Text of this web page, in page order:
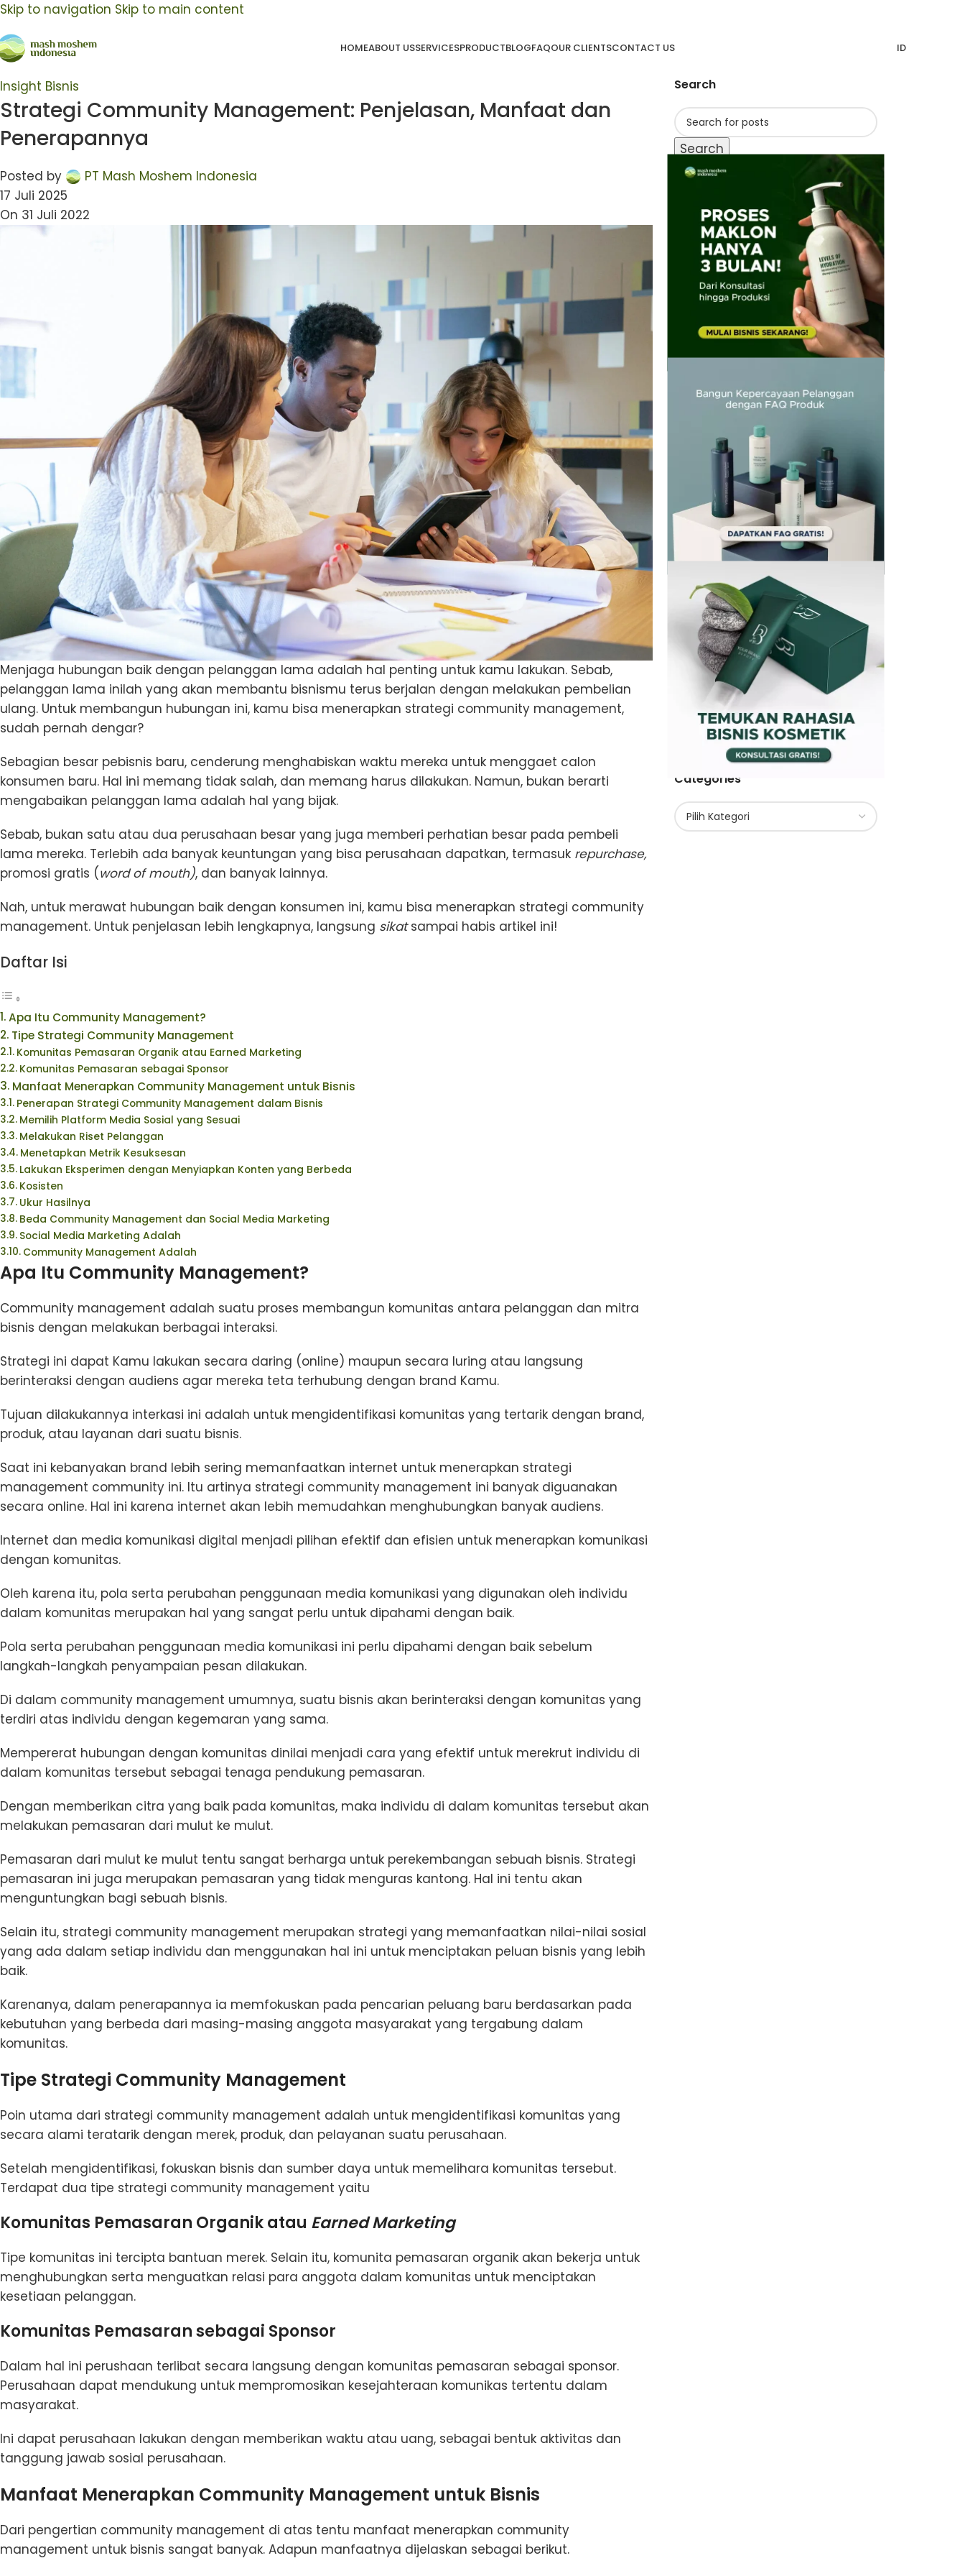
Skip to navigation Skip to main content
HOMEABOUT USSERVICESPRODUCTBLOGFAQOUR CLIENTSCONTACT US ID
Insight Bisnis
Strategi Community Management: Penjelasan, Manfaat dan
Penerapannya
Posted by
PT Mash Moshem Indonesia
17 Juli 2025
On 31 Juli 2022
Menjaga hubungan baik dengan pelanggan lama adalah hal penting untuk kamu lakukan. Sebab,
pelanggan lama inilah yang akan membantu bisnismu terus berjalan dengan melakukan pembelian
ulang. Untuk membangun hubungan ini, kamu bisa menerapkan strategi community management,
sudah pernah dengar?
Sebagian besar pebisnis baru, cenderung menghabiskan waktu mereka untuk menggaet calon
konsumen baru. Hal ini memang tidak salah, dan memang harus dilakukan. Namun, bukan berarti
mengabaikan pelanggan lama adalah hal yang bijak.
Sebab, bukan satu atau dua perusahaan besar yang juga memberi perhatian besar pada pembeli
lama mereka. Terlebih ada banyak keuntungan yang bisa perusahaan dapatkan, termasuk repurchase,
promosi gratis (word of mouth), dan banyak lainnya.
Nah, untuk merawat hubungan baik dengan konsumen ini, kamu bisa menerapkan strategi community
management. Untuk penjelasan lebih lengkapnya, langsung sikatsampai habis artikel ini!
Daftar Isi
Apa Itu Community Management?
Tipe Strategi Community Management
Komunitas Pemasaran Organik atau Earned Marketing
Komunitas Pemasaran sebagai Sponsor
Manfaat Menerapkan Community Management untuk Bisnis
Penerapan Strategi Community Management dalam Bisnis
Memilih Platform Media Sosial yang Sesuai
Melakukan Riset Pelanggan
Menetapkan Metrik Kesuksesan
Lakukan Eksperimen dengan Menyiapkan Konten yang Berbeda
Kosisten
Ukur Hasilnya
Beda Community Management dan Social Media Marketing
Social Media Marketing Adalah
Community Management Adalah
Apa Itu Community Management?
Community management adalah suatu proses membangun komunitas antara pelanggan dan mitra
bisnis dengan melakukan berbagai interaksi.
Strategi ini dapat Kamu lakukan secara daring (online) maupun secara luring atau langsung
berinteraksi dengan audiens agar mereka teta terhubung dengan brand Kamu.
Tujuan dilakukannya interkasi ini adalah untuk mengidentifikasi komunitas yang tertarik dengan brand,
produk, atau layanan dari suatu bisnis.
Saat ini kebanyakan brand lebih sering memanfaatkan internet untuk menerapkan strategi
management community ini. Itu artinya strategi community management ini banyak diguanakan
secara online. Hal ini karena internet akan lebih memudahkan menghubungkan banyak audiens.
Internet dan media komunikasi digital menjadi pilihan efektif dan efisien untuk menerapkan komunikasi
dengan komunitas.
Oleh karena itu, pola serta perubahan penggunaan media komunikasi yang digunakan oleh individu
dalam komunitas merupakan hal yang sangat perlu untuk dipahami dengan baik.
Pola serta perubahan penggunaan media komunikasi ini perlu dipahami dengan baik sebelum
langkah-langkah penyampaian pesan dilakukan.
Di dalam community management umumnya, suatu bisnis akan berinteraksi dengan komunitas yang
terdiri atas individu dengan kegemaran yang sama.
Mempererat hubungan dengan komunitas dinilai menjadi cara yang efektif untuk merekrut individu di
dalam komunitas tersebut sebagai tenaga pendukung pemasaran.
Dengan memberikan citra yang baik pada komunitas, maka individu di dalam komunitas tersebut akan
melakukan pemasaran dari mulut ke mulut.
Pemasaran dari mulut ke mulut tentu sangat berharga untuk perekembangan sebuah bisnis. Strategi
pemasaran ini juga merupakan pemasaran yang tidak menguras kantong. Hal ini tentu akan
menguntungkan bagi sebuah bisnis.
Selain itu, strategi community management merupakan strategi yang memanfaatkan nilai-nilai sosial
yang ada dalam setiap individu dan menggunakan hal ini untuk menciptakan peluan bisnis yang lebih
baik.
Karenanya, dalam penerapannya ia memfokuskan pada pencarian peluang baru berdasarkan pada
kebutuhan yang berbeda dari masing-masing anggota masyarakat yang tergabung dalam
komunitas.
Tipe Strategi Community Management
Poin utama dari strategi community management adalah untuk mengidentifikasi komunitas yang
secara alami teratarik dengan merek, produk, dan pelayanan suatu perusahaan.
Setelah mengidentifikasi, fokuskan bisnis dan sumber daya untuk memelihara komunitas tersebut.
Terdapat dua tipe strategi community management yaitu
Komunitas Pemasaran Organik atau Earned Marketing
Tipe komunitas ini tercipta bantuan merek. Selain itu, komunita pemasaran organik akan bekerja untuk
menghubungkan serta menguatkan relasi para anggota dalam komunitas untuk menciptakan
kesetiaan pelanggan.
Komunitas Pemasaran sebagai Sponsor
Dalam hal ini perushaan terlibat secara langsung dengan komunitas pemasaran sebagai sponsor.
Perusahaan dapat mendukung untuk mempromosikan kesejahteraan komunikas tertentu dalam
masyarakat.
Ini dapat perusahaan lakukan dengan memberikan waktu atau uang, sebagai bentuk aktivitas dan
tanggung jawab sosial perusahaan.
Manfaat Menerapkan Community Management untuk Bisnis
Dari pengertian community management di atas tentu manfaat menerapkan community
management untuk bisnis sangat banyak. Adapun manfaatnya dijelaskan sebagai berikut.
Search
Search
Categories